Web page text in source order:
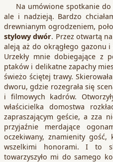
Na umówione spotkanie do
ale i nadzieją. Bardzo
drewnianym ogrodzeniem,
stylowy dwór. Przez otwartą
aleją aż do okrągłego gazonu
Urzekły mnie dobiegające z
ptaków i delikatne zapachy
świeżo ściętej trawy.
dworu, gdzie rozegrała się
i filmowych kadrów.
właścicielka domostwa
zapraszającym geście, a zza
przyjaźnie merdające
oczekiwany, znamienity
wszelkimi honorami. I to
towarzyszyło mi do samego